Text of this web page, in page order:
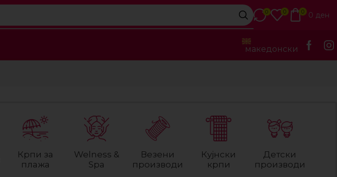
0 0 0 0 ден
македонски
Крпи за
плажа
Welness &
Spa
Везени
производи
Кујнски
крпи
Детски
производи